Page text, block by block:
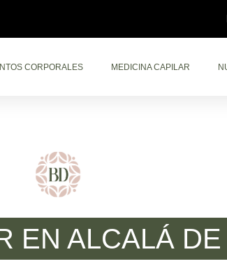
CORPORALES MEDICINA CAPILAR
EN ALCALÁ